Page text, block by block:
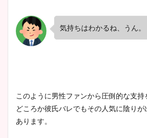
気持ちはわかるね、うん。
このように男性ファンから圧倒的な支
どころか彼氏バレでもその人気に陰りが
あります。